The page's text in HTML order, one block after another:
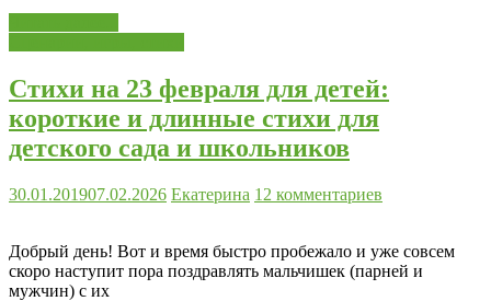
Стихи на 23 февраля для детей:
короткие и длинные стихи для
детского сада и школьников
30.01.201907.02.2026 Екатерина 12 комментариев
Добрый день! Вот и время быстро пробежало и уже совсем
скоро наступит пора поздравлять мальчишек (парней и
мужчин) с их